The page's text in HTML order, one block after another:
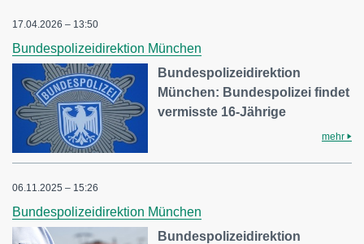
17.04.2026 – 13:50
Bundespolizeidirektion München
Bundespolizeidirektion
München: Bundespolizei findet
vermisste 16-Jährige
mehr
06.11.2025 – 15:26
Bundespolizeidirektion München
Bundespolizeidirektion